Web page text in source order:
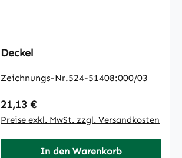
Deckel
Zeichnungs-Nr.524-51408:000/03
Regulärer Preis:
21,13 €
Preise exkl. MwSt. zzgl. Versandkosten
In den Warenkorb